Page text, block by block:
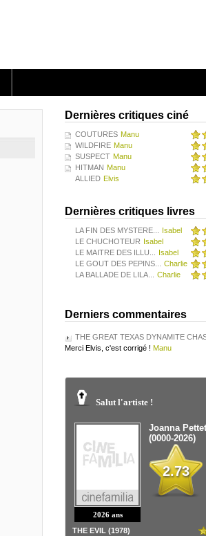
Dernières critiques ciné
COUTURES Manu
WILDFIRE Manu
SUSPECT Manu
HITMAN Manu
ALLIED Elvis
Dernières critiques livres
LA FIN DES MYSTERE...
Isabel
LE CHUCHOTEUR Isabel
LE MAITRE DES ILLU...
Isabel
LE GOUT DES PEPINS...
Charlie
LA BALLADE DE LILA...
Charlie
Derniers commentaires
THE GREAT TEXAS DYNAMITE
Merci Elvis, c'est corrigé ! Manu
Salut l'artiste !
2026 ans
Joanna Pettet
(0000-2026)
2.73
THE EVIL (1978)